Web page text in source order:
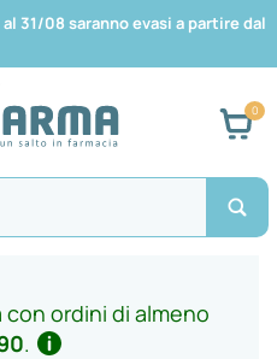
31/08 saranno evasi a partire dal
ordini di almeno
.